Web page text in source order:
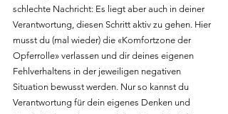
schlechte Nachricht: Es liegt aber auch in deiner
Verantwortung, diesen Schritt aktiv zu gehen. Hier
musst du (mal wieder) die «Komfortzone der
Opferrolle» verlassen und dir deines eigenen
Fehlverhaltens in der jeweiligen negativen
Situation bewusst werden. Nur so kannst du
Verantwortung für dein eigenes Denken und